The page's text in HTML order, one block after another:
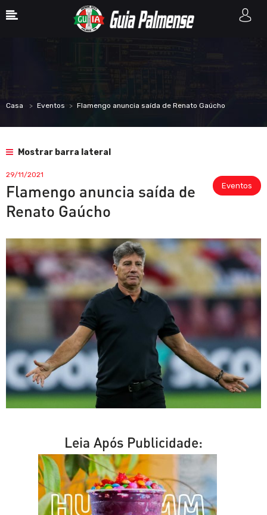
Casa Eventos Flamengo anuncia saída de Renato Gaúcho
Mostrar barra lateral
Eventos
29/11/2021
Flamengo anuncia saída de
Renato Gaúcho
Leia Após Publicidade: